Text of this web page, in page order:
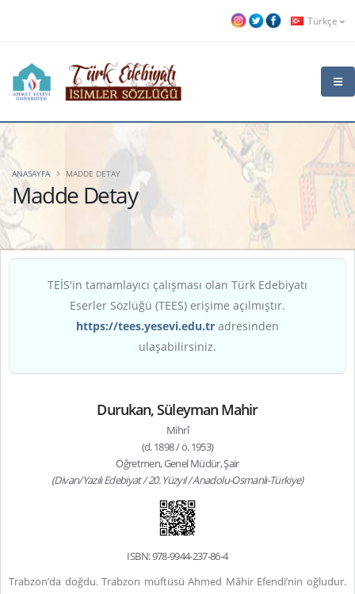
Türkçe
Madde Detay
ANASAYFA MADDE DETAY
TEİS'in tamamlayıcı çalışması olan Türk Edebiyatı
Eserler Sözlüğü (TEES) erişime açılmıştır.
https://tees.yesevi.edu.tr adresinden
ulaşabilirsiniz.
Durukan, Süleyman Mahir
Mihrî
(d. 1898 / ö. 1953)
Öğretmen, Genel Müdür, Şair
(Divan/Yazılı Edebiyat / 20. Yüzyıl / Anadolu-Osmanlı-Türkiye)
ISBN: 978-9944-237-86-4
Trabzon’da doğdu. Trabzon müftüsü Ahmed Mâhir Efendi’nin oğludur.